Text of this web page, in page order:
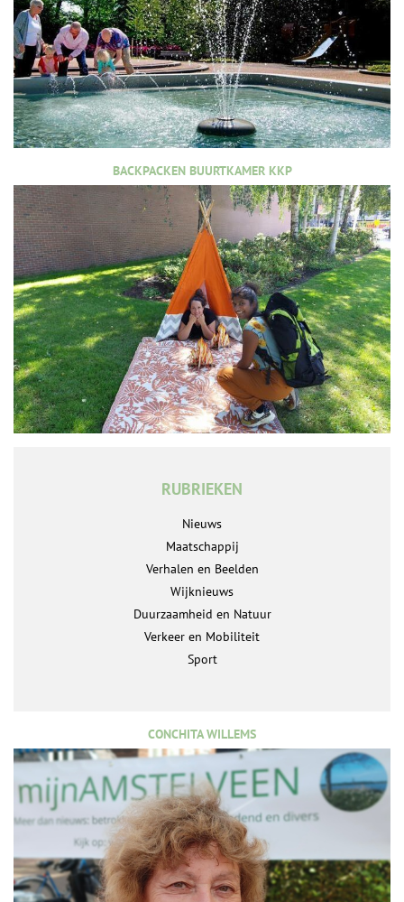
BACKPACKEN BUURTKAMER KKP
RUBRIEKEN
Nieuws
Maatschappij
Verhalen en Beelden
Wijknieuws
Duurzaamheid en Natuur
Verkeer en Mobiliteit
Sport
CONCHITA WILLEMS